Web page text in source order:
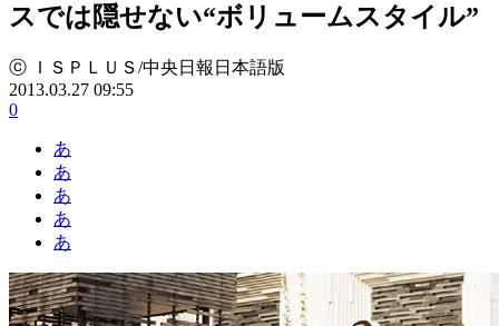
スでは隠せない“ボリュームスタイル”
ⓒ ＩＳＰＬＵＳ/中央日報日本語版
2013.03.27 09:55
0
あ
あ
あ
あ
あ